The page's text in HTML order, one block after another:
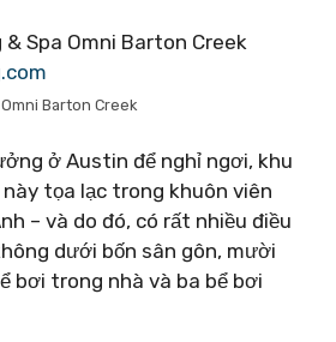
Barton Creek
ở Austin để nghỉ ngơi, khu
tọa lạc trong khuôn viên
– và do đó, có rất nhiều điều
dưới bốn sân gôn, mười
bơi trong nhà và ba bể bơi